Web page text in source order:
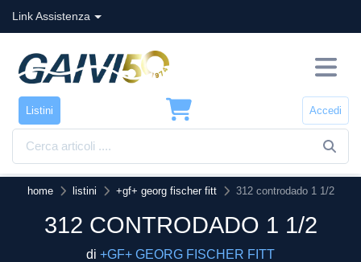
Link Assistenza
Listini Accedi
home listini +gf+ georg fischer fitt 312 controdado 1 1/2
312 CONTRODADO 1 1/2
di +GF+ GEORG FISCHER FITT